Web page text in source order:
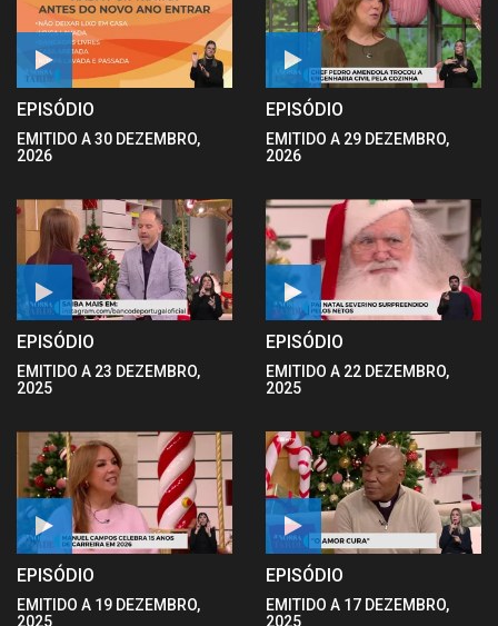
EPISÓDIO
EMITIDO A 30 DEZEMBRO,
2026
EPISÓDIO
EMITIDO A 29 DEZEMBRO,
2026
EPISÓDIO
EMITIDO A 23 DEZEMBRO,
2025
EPISÓDIO
EMITIDO A 22 DEZEMBRO,
2025
EPISÓDIO
EMITIDO A 19 DEZEMBRO,
2025
EPISÓDIO
EMITIDO A 17 DEZEMBRO,
2025